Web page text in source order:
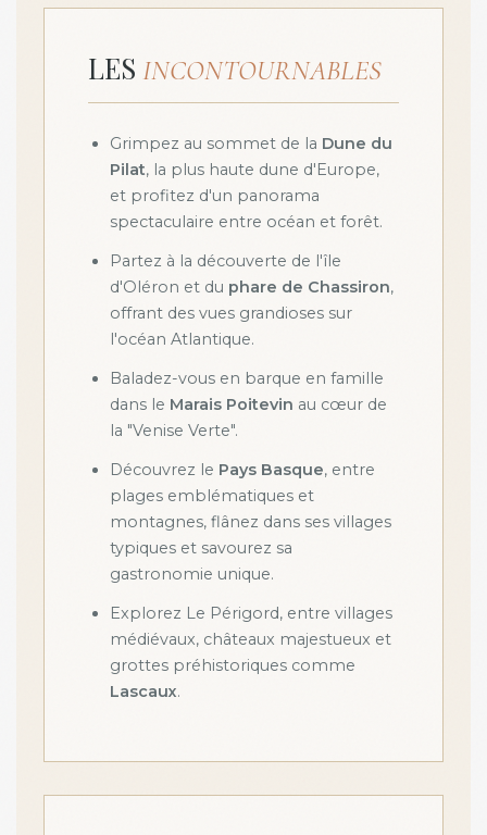
LES INCONTOURNABLES
Grimpez au sommet de la Dune du
Pilat, la plus haute dune d'Europe,
et profitez d'un panorama
spectaculaire entre océan et forêt.
Partez à la découverte de l'île
d'Oléron et du phare de Chassiron,
offrant des vues grandioses sur
l'océan Atlantique.
Baladez-vous en barque en famille
dans le Marais Poitevin au cœur de
la "Venise Verte".
Découvrez le Pays Basque, entre
plages emblématiques et
montagnes, flânez dans ses villages
typiques et savourez sa
gastronomie unique.
Explorez Le Périgord, entre villages
médiévaux, châteaux majestueux et
grottes préhistoriques comme
Lascaux.